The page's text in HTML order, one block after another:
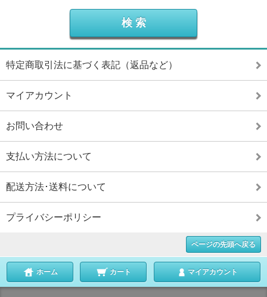
特定商取引法に基づく表記（返品など）
マイアカウント
お問い合わせ
支払い方法について
配送方法･送料について
プライバシーポリシー
ページの先頭へ戻る
ホーム カート マイアカウント